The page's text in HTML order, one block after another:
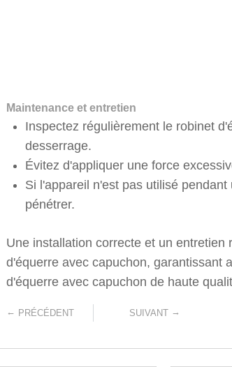
Maintenance et entretien
Inspectez régulièrement le robinet
desserrage.
Évitez d'appliquer une force
Si l'appareil n'est pas utilisé
pénétrer.
Une installation correcte et un
d'équerre avec capuchon, garantissant
d'équerre avec capuchon de haute
← PRÉCÉDENT SUIVANT →